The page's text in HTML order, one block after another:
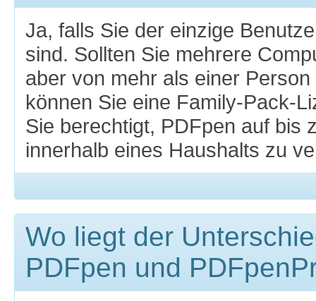
Ja, falls Sie der einzige
sind. Sollten Sie mehrere
aber von mehr als einer
können Sie eine Family-Pack-
Sie berechtigt, PDFpen auf bis
innerhalb eines Haushalts zu
Wo liegt der
PDFpen und